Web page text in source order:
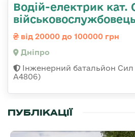
Водій-електрик кат.
від 20000 до 100000 грн
Дніпро
Інженерний батальйон
А4806)
ПУБЛІКАЦІЇ